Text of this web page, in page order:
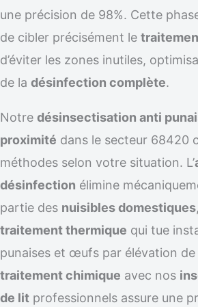
une précision de 98%. Cette
de cibler précisément le
d’éviter les zones inutiles,
de la désinfection complète.
Notre désinsectisation anti
proximité dans le secteur 68420
méthodes selon votre situation. L’
désinfection élimine
partie des nuisibles domestiques
traitement thermique qui tue
punaises et œufs par élévation
traitement chimique avec nos
de lit professionnels assure une